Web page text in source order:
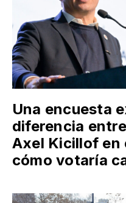
Una encuesta
diferencia
Axel Kicillof en
cómo votaría